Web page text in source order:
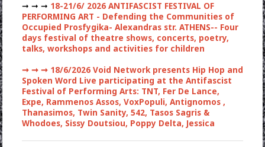
➞ ➞ ➞ 18-21/6/ 2026 ANTIFASCIST FESTIVAL OF
PERFORMING ART - Defending the Communities of
Occupied Prosfygika- Alexandras str. ATHENS-- Four
days festival of theatre shows, concerts, poetry,
talks, workshops and activities for children
➞ ➞ ➞18/6/2026 Void Network presents Hip Hop and
Spoken Word Live participating at the Antifascist
Festival of Performing Arts: TNT, Fer De Lance,
Expe, Rammenos Assos, VoxPopuli, Antignomos ,
Thanasimos, Twin Sanity, 542, Tasos Sagris &
Whodoes, Sissy Doutsiou, Poppy Delta, Jessica